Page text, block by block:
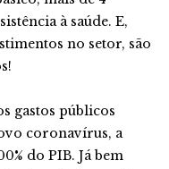
à saúde. E,
no setor, são
gastos públicos
coronavírus, a
do PIB. Já bem